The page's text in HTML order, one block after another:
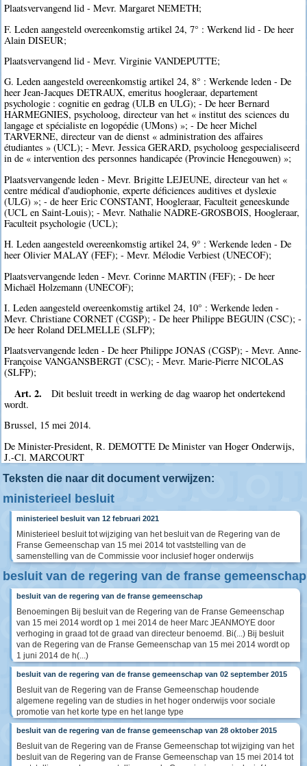
Plaatsvervangend lid - Mevr. Margaret NEMETH;
F. Leden aangesteld overeenkomstig artikel 24, 7° : Werkend lid - De heer
Alain DISEUR;
Plaatsvervangend lid - Mevr. Virginie VANDEPUTTE;
G. Leden aangesteld overeenkomstig artikel 24, 8° : Werkende leden - De
heer Jean-Jacques DETRAUX, emeritus hoogleraar, departement
psychologie : cognitie en gedrag (ULB en ULG); - De heer Bernard
HARMEGNIES, psycholoog, directeur van het « institut des sciences du
langage et spécialiste en logopédie (UMons) »; - De heer Michel
TARVERNE, directeur van de dienst « administration des affaires
étudiantes » (UCL); - Mevr. Jessica GERARD, psycholoog gespecialiseerd
in de « intervention des personnes handicapée (Provincie Henegouwen) »;
Plaatsvervangende leden - Mevr. Brigitte LEJEUNE, directeur van het «
centre médical d'audiophonie, experte déficiences auditives et dyslexie
(ULG) »; - de heer Eric CONSTANT, Hoogleraar, Faculteit geneeskunde
(UCL en Saint-Louis); - Mevr. Nathalie NADRE-GROSBOIS, Hoogleraar,
Faculteit psychologie (UCL);
H. Leden aangesteld overeenkomstig artikel 24, 9° : Werkende leden - De
heer Olivier MALAY (FEF); - Mevr. Mélodie Verbiest (UNECOF);
Plaatsvervangende leden - Mevr. Corinne MARTIN (FEF); - De heer
Michaël Holzemann (UNECOF);
I. Leden aangesteld overeenkomstig artikel 24, 10° : Werkende leden -
Mevr. Christiane CORNET (CGSP); - De heer Philippe BEGUIN (CSC); -
De heer Roland DELMELLE (SLFP);
Plaatsvervangende leden - De heer Philippe JONAS (CGSP); - Mevr. Anne-
Françoise VANGANSBERGT (CSC); - Mevr. Marie-Pierre NICOLAS
(SLFP);
Art. 2.
Dit besluit treedt in werking de dag waarop het ondertekend
wordt.
Brussel, 15 mei 2014.
De Minister-President, R. DEMOTTE De Minister van Hoger Onderwijs,
J.-Cl. MARCOURT
Teksten die naar dit document verwijzen:
ministerieel besluit
ministerieel besluit van 12 februari 2021
Ministerieel besluit tot wijziging van het besluit van de Regering van de
Franse Gemeenschap van 15 mei 2014 tot vaststelling van de
samenstelling van de Commissie voor inclusief hoger onderwijs
besluit van de regering van de franse gemeenschap
besluit van de regering van de franse gemeenschap
Benoemingen Bij besluit van de Regering van de Franse Gemeenschap
van 15 mei 2014 wordt op 1 mei 2014 de heer Marc JEANMOYE door
verhoging in graad tot de graad van directeur benoemd. Bi(...) Bij besluit
van de Regering van de Franse Gemeenschap van 15 mei 2014 wordt op
1 juni 2014 de h(...)
besluit van de regering van de franse gemeenschap van 02 september 2015
Besluit van de Regering van de Franse Gemeenschap houdende
algemene regeling van de studies in het hoger onderwijs voor sociale
promotie van het korte type en het lange type
besluit van de regering van de franse gemeenschap van 28 oktober 2015
Besluit van de Regering van de Franse Gemeenschap tot wijziging van het
besluit van de Regering van de Franse Gemeenschap van 15 mei 2014 tot